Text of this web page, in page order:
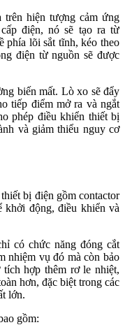
trên hiện tượng cảm ứng
điện, nó sẽ tạo ra từ
phía lõi sắt tĩnh, kéo theo
điện từ nguồn sẽ được
biến mất. Lò xo sẽ đẩy
tiếp điểm mở ra và ngắt
phép điều khiển thiết bị
và giảm thiểu nguy cơ
bị điện gồm contactor
khởi động, điều khiển và
có chức năng đóng cắt
nhiệm vụ đó mà còn bảo
hợp thêm rơ le nhiệt,
hơn, đặc biệt trong các
lớn.
gồm: